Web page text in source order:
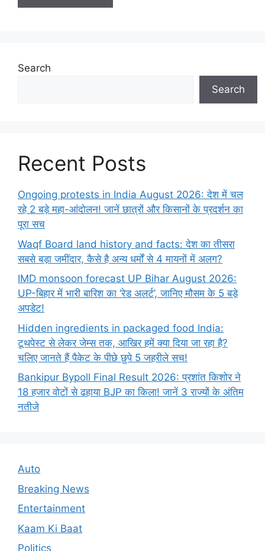
Search
Search
Recent Posts
Ongoing protests in India August 2026: देश में चल
रहे 2 बड़े महा-आंदोलन! जानें छात्रों और किसानों के प्रदर्शन का
पूरा सच
Waqf Board land history and facts: देश का तीसरा
सबसे बड़ा जमींदार, कैसे है अन्य धर्मों से 4 मायनों में अलग?
IMD monsoon forecast UP Bihar August 2026:
UP-बिहार में भारी बारिश का ‘रेड अलर्ट’, जानिए मौसम के 5 बड़े
अपडेट!
Hidden ingredients in packaged food India:
टूथपेस्ट से लेकर जेम्स तक, आखिर हमें क्या दिया जा रहा है?
चलिए जानते हैं पैकेट के पीछे छुपे 5 जहरीले सच!
Bankipur Bypoll Final Result 2026: प्रशांत किशोर ने
18 हजार वोटों से ढहाया BJP का किला! जानें 3 राज्यों के अंतिम
नतीजे
Auto
Breaking News
Entertainment
Kaam Ki Baat
Politics